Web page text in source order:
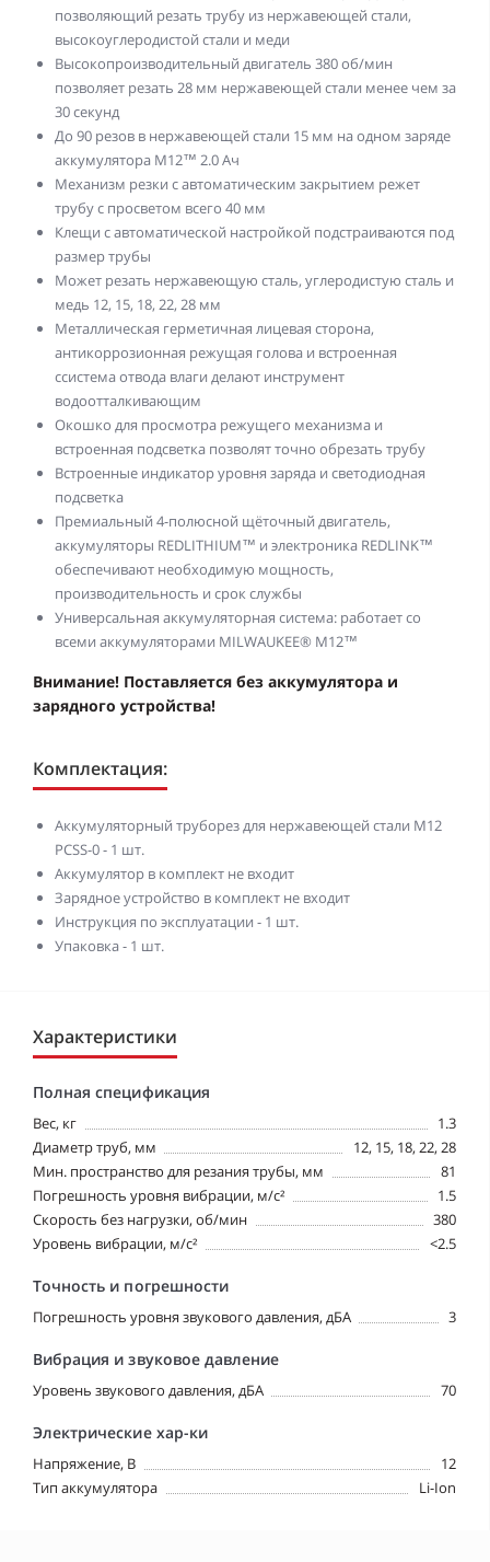
позволяющий резать трубу из нержавеющей стали,
высокоуглеродистой стали и меди
Высокопроизводительный двигатель 380 об/мин
позволяет резать 28 мм нержавеющей стали менее чем за
30 секунд
До 90 резов в нержавеющей стали 15 мм на одном заряде
аккумулятора M12™ 2.0 Ач
Механизм резки с автоматическим закрытием режет
трубу с просветом всего 40 мм
Клещи с автоматической настройкой подстраиваются под
размер трубы
Может резать нержавеющую сталь, углеродистую сталь и
медь 12, 15, 18, 22, 28 мм
Металлическая герметичная лицевая сторона,
антикоррозионная режущая голова и встроенная
ссистема отвода влаги делают инструмент
водоотталкивающим
Окошко для просмотра режущего механизма и
встроенная подсветка позволят точно обрезать трубу
Встроенные индикатор уровня заряда и светодиодная
подсветка
Премиальный 4-полюсной щёточный двигатель,
аккумуляторы REDLITHIUM™ и электроника REDLINK™
обеспечивают необходимую мощность,
производительность и срок службы
Универсальная аккумуляторная система: работает со
всеми аккумуляторами MILWAUKEE® M12™
Внимание! Поставляется без аккумулятора и
зарядного устройства!
Комплектация:
Аккумуляторный труборез для нержавеющей стали M12
PCSS-0 - 1 шт.
Аккумулятор в комплект не входит
Зарядное устройство в комплект не входит
Инструкция по эксплуатации - 1 шт.
Упаковка - 1 шт.
Характеристики
Полная спецификация
Вес, кг
1.3
Диаметр труб, мм
12, 15, 18, 22, 28
Мин. пространство для резания трубы, мм
81
Погрешность уровня вибрации, м/с²
1.5
Скорость без нагрузки, об/мин
380
Уровень вибрации, м/с²
<2.5
Точность и погрешности
Погрешность уровня звукового давления, дБА 3
Вибрация и звуковое давление
Уровень звукового давления, дБА 70
Электрические хар-ки
Напряжение, В
12
Тип аккумулятора
Li-Ion